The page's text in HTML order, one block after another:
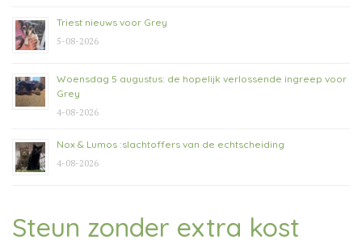
Triest nieuws voor Grey
5-08-2026
Woensdag 5 augustus: de hopelijk verlossende ingreep voor
Grey
4-08-2026
Nox & Lumos :slachtoffers van de echtscheiding
4-08-2026
Steun zonder extra kost